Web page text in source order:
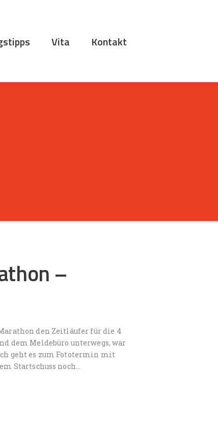
Vita Kontakt
–
den Zeitläufer für die 4
dem Meldebüro unterwegs, war
geht es zum Fototermin mit
Startschuss noch…